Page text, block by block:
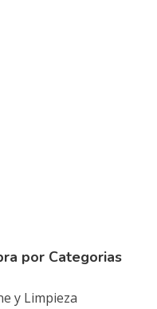
por Categorias
y Limpieza